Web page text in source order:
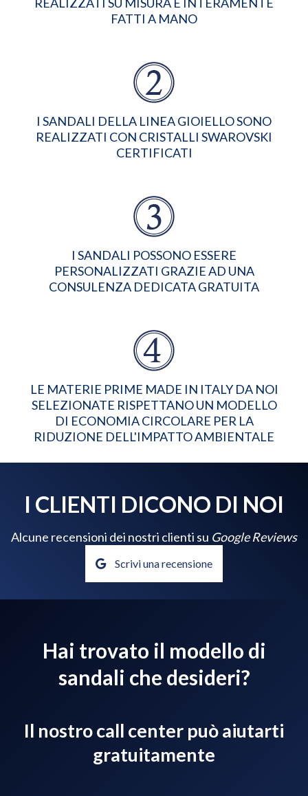
FATTI A MANO
I SANDALI DELLA LINEA GIOIELLO SONO
REALIZZATI CON CRISTALLI SWAROVSKI
CERTIFICATI
I SANDALI POSSONO ESSERE
PERSONALIZZATI GRAZIE AD UNA
CONSULENZA DEDICATA GRATUITA
LE MATERIE PRIME MADE IN ITALY DA NOI
SELEZIONATE RISPETTANO UN MODELLO
DI ECONOMIA CIRCOLARE PER LA
RIDUZIONE DELL'IMPATTO AMBIENTALE
I CLIENTI DICONO DI NOI
Alcune recensioni dei nostri clienti su Google Reviews
Scrivi una recensione
Hai trovato il modello di
sandali che desideri?
Il nostro call center può aiutarti
gratuitamente